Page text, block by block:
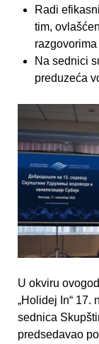
Radi
tim,
Na sednici
preduzeća
U okviru
„Holidej In“ 17.
sednica
predsedavao